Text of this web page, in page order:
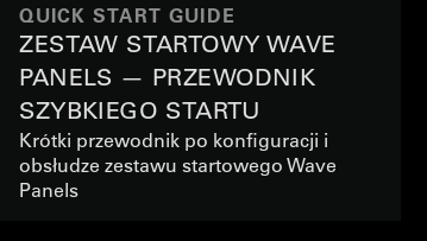
QUICK START GUIDE
ZESTAW STARTOWY WAVE
PANELS — PRZEWODNIK
SZYBKIEGO STARTU
Krótki przewodnik po konfiguracji i
obsłudze zestawu startowego Wave
Panels